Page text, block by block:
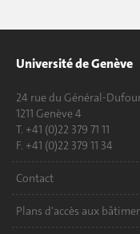
Université de Genève
24 rue du Général-
1211 Genève 4
T. +41 (0)22 379 71 11
F. +41 (0)22 379 11 34
Contact
Plans d'accès aux